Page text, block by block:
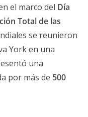
el marco del Día
Total de las
se reunieron
York en una
una
por más de 500